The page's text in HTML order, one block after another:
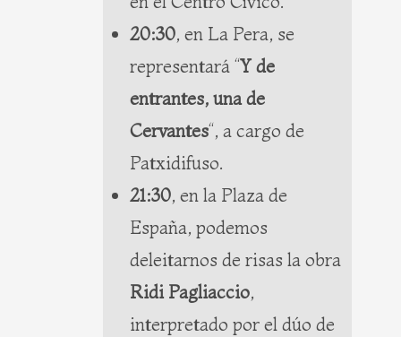
20:30, en La Pera, se
representará “Y de
entrantes, una de
Cervantes“, a cargo de
Patxidifuso.
21:30, en la Plaza de
España, podemos
deleitarnos de risas la obra
Ridi Pagliaccio,
interpretado por el dúo de